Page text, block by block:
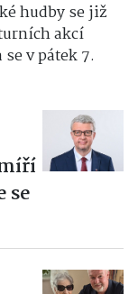
hudby se již
akcí
v pátek 7.
se